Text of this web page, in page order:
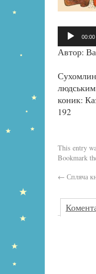
00:00
Автор:
коник:
192
This entry
Bookmark
← Спляча